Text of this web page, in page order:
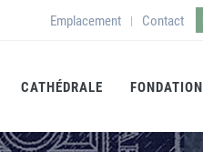
Emplacement | Contact
CATHÉDRALE FONDATION